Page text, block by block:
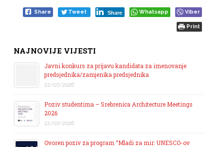
Share Tweet Share Whatsapp Viber
Print
NAJNOVIJE VIJESTI
Javni konkurs za prijavu kandidata za imenovanje
predsjednika/zamjenika predsjednika
22/07/2026
Poziv studentima – Srebrenica Architecture Meetings
2026
22/07/2026
Ovoren poziv za program “Mladi za mir: UNESCO-ov